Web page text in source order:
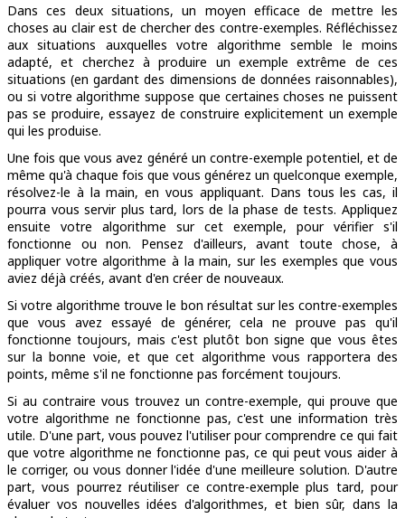
Dans ces deux situations, un moyen efficace de mettre les
choses au clair est de chercher des contre-exemples. Réfléchissez
aux situations auxquelles votre algorithme semble le moins
adapté, et cherchez à produire un exemple extrême de ces
situations (en gardant des dimensions de données raisonnables),
ou si votre algorithme suppose que certaines choses ne puissent
pas se produire, essayez de construire explicitement un exemple
qui les produise.
Une fois que vous avez généré un contre-exemple potentiel, et de
même qu'à chaque fois que vous générez un quelconque exemple,
résolvez-le à la main, en vous appliquant. Dans tous les cas, il
pourra vous servir plus tard, lors de la phase de tests. Appliquez
ensuite votre algorithme sur cet exemple, pour vérifier s'il
fonctionne ou non. Pensez d'ailleurs, avant toute chose, à
appliquer votre algorithme à la main, sur les exemples que vous
aviez déjà créés, avant d'en créer de nouveaux.
Si votre algorithme trouve le bon résultat sur les contre-exemples
que vous avez essayé de générer, cela ne prouve pas qu'il
fonctionne toujours, mais c'est plutôt bon signe que vous êtes
sur la bonne voie, et que cet algorithme vous rapportera des
points, même s'il ne fonctionne pas forcément toujours.
Si au contraire vous trouvez un contre-exemple, qui prouve que
votre algorithme ne fonctionne pas, c'est une information très
utile. D'une part, vous pouvez l'utiliser pour comprendre ce qui fait
que votre algorithme ne fonctionne pas, ce qui peut vous aider à
le corriger, ou vous donner l'idée d'une meilleure solution. D'autre
part, vous pourrez réutiliser ce contre-exemple plus tard, pour
évaluer vos nouvelles idées d'algorithmes, et bien sûr, dans la